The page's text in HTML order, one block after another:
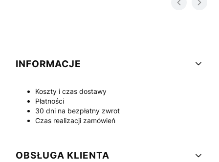
Linki w stopce
INFORMACJE
Koszty i czas dostawy
Płatności
30 dni na bezpłatny zwrot
Czas realizacji zamówień
OBSŁUGA KLIENTA